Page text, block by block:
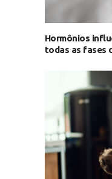
Hormônios
todas as fases